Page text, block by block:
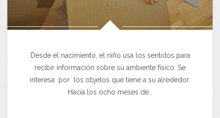
Desde el nacimiento, el niño usa los sentidos para
recibir información sobre su ambiente físico. Se
interesa por los objetos que tiene a su alrededor.
Hacia los ocho meses de…